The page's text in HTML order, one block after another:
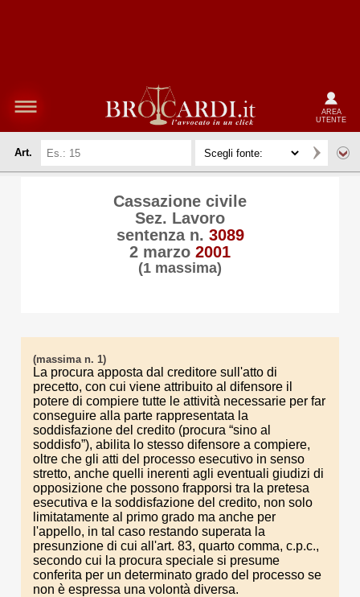
AREA
UTENTE
Art.
Cassazione civile
Sez. Lavoro
sentenza n. 3089
2 marzo 2001
(1 massima)
(massima n. 1)
La procura apposta dal creditore sull'atto di
precetto, con cui viene attribuito al difensore il
potere di compiere tutte le attività necessarie per far
conseguire alla parte rappresentata la
soddisfazione del credito (procura “sino al
soddisfo”), abilita lo stesso difensore a compiere,
oltre che gli atti del processo esecutivo in senso
stretto, anche quelli inerenti agli eventuali giudizi di
opposizione che possono frapporsi tra la pretesa
esecutiva e la soddisfazione del credito, non solo
limitatamente al primo grado ma anche per
l'appello, in tal caso restando superata la
presunzione di cui all'art. 83, quarto comma, c.p.c.,
secondo cui la procura speciale si presume
conferita per un determinato grado del processo se
non è espressa una volontà diversa.